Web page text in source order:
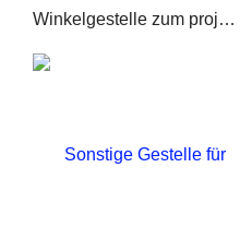
Winkelgestelle zum projektieren von Singleshots und Feuertöpfe im Feuerwerk bei Musikfeuerwerken. Ideal auch für Profi-Pyrotechniker